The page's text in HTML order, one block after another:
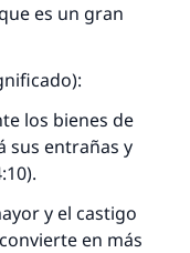
es un gran
los bienes de
sus entrañas y
y el castigo
en más